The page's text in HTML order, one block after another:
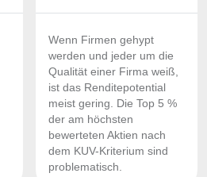
Wenn Firmen gehypt
werden und jeder um die
Qualität einer Firma weiß,
ist das Renditepotential
meist gering. Die Top 5 %
der am höchsten
bewerteten Aktien nach
dem KUV-Kriterium sind
problematisch.